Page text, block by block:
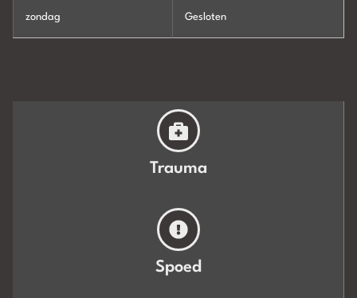
zondag Gesloten
Trauma
Spoed